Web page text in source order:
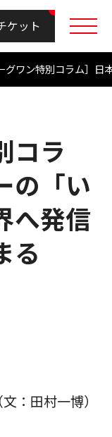
ケット
グワン特別コラム］
コラ
の「い
へ発信
る
（文：田村一博）